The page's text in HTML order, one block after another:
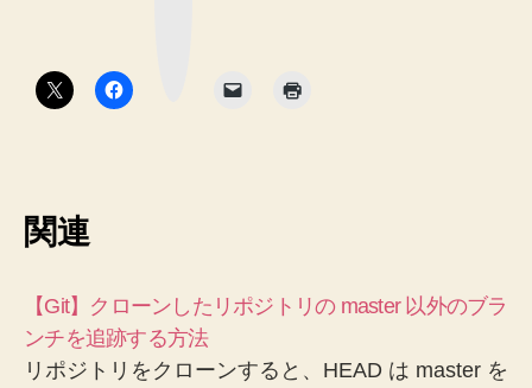
関連
【Git】クローンしたリポジトリの master 以外のブラ
ンチを追跡する方法
リポジトリをクローンすると、HEAD は master を